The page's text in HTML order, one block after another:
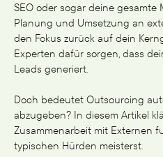
SEO oder sogar deine
Planung und Umsetzung an
den Fokus zurück auf dein
Experten dafür sorgen, dass
Leads generiert.
Doch bedeutet Outsourcing
abzugeben? In diesem Artikel
Zusammenarbeit mit Externen
typischen Hürden meisterst.